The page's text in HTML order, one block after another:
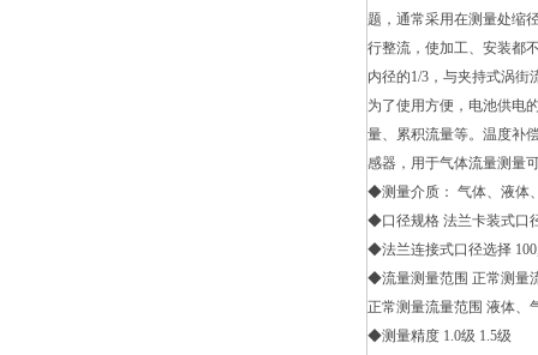
题，通常采用在测量处缩
行整流，使加工、安装都
内径的1/3，与夹持式涡
为了使用方便，电池供电
量、累积流量等。温度补
感器，用于气体流量测量
◆测量介质： 气体、液体
◆口径规格 法兰卡装式口
◆法兰连接式口径选择
◆流量测量范围 正常测量
正常测量流量范围 液体、
◆测量精度 1.0级 1.5级